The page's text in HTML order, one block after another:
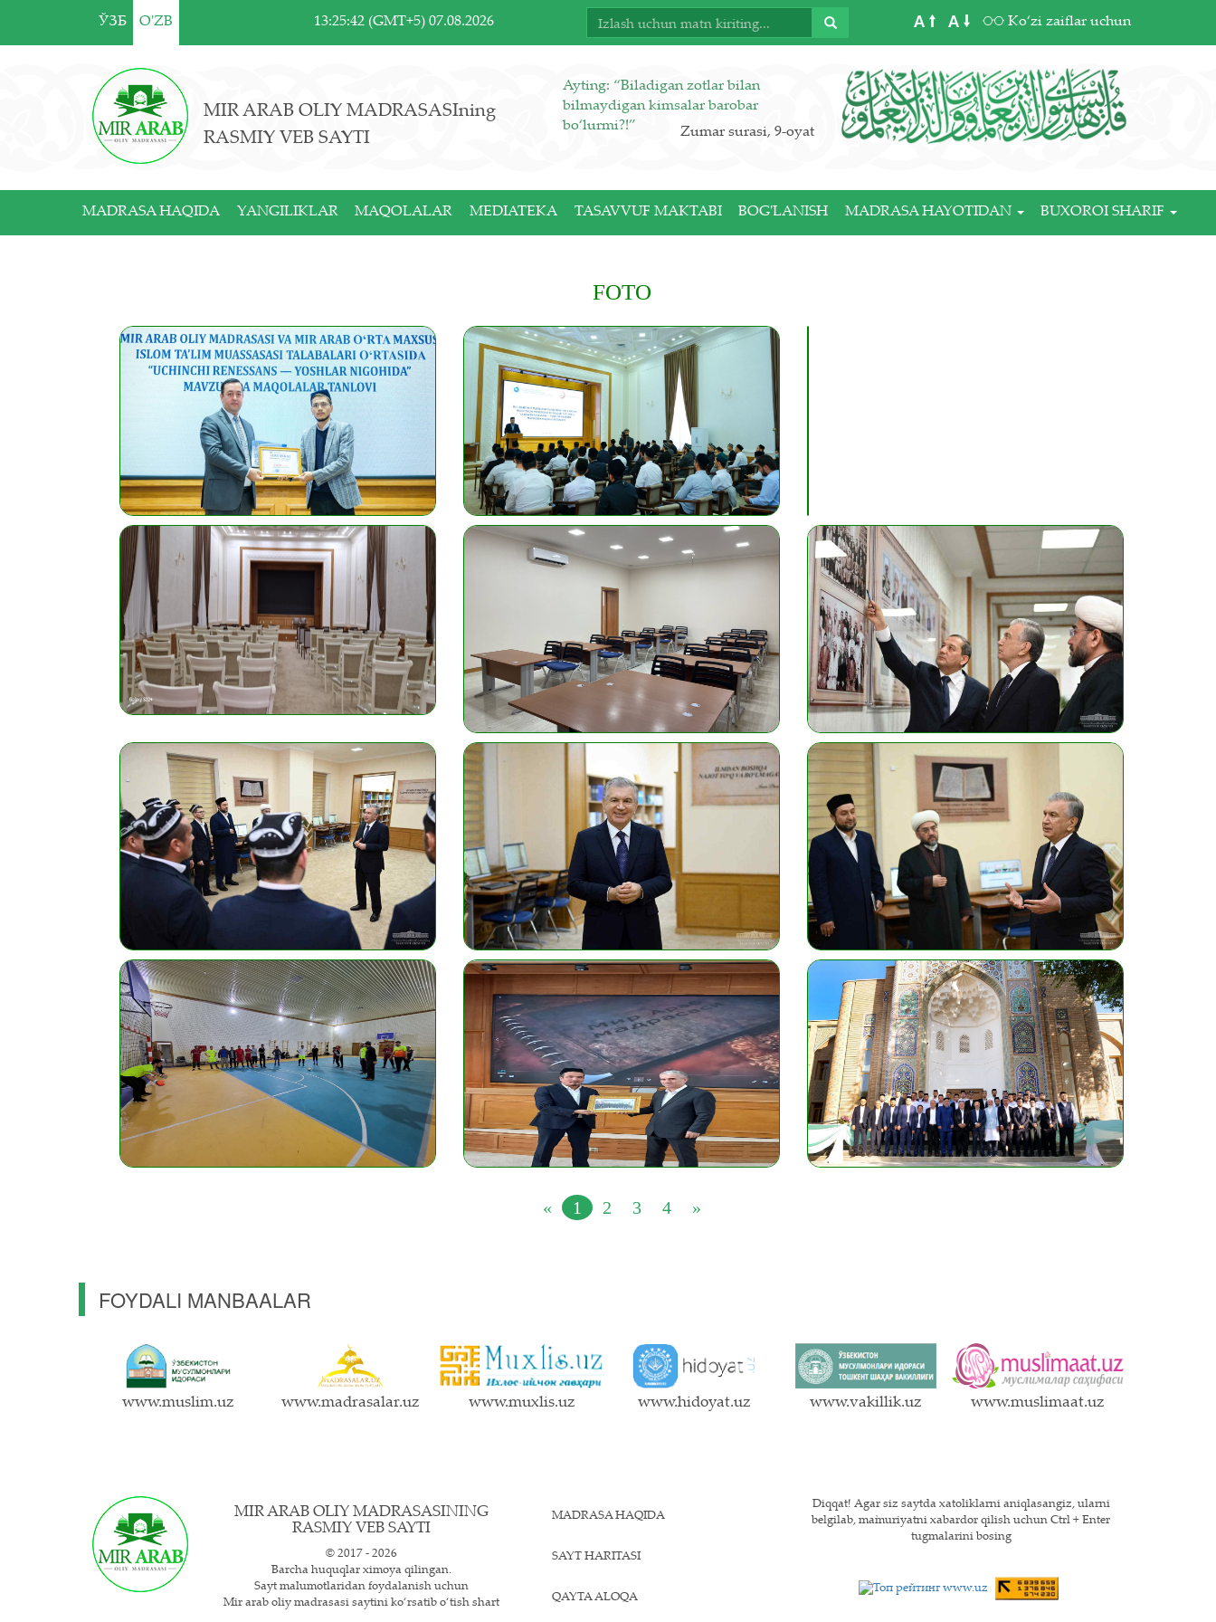
ЎЗБ O'ZB 13:25:42 (GMT+5) 07.08.2026 A A Ko‘zi zaiflar uchun
MIR ARAB OLIY MADRASASIning
RASMIY VEB SAYTI
Ayting: “Biladigan zotlar bilan
bilmaydigan kimsalar barobar
bo‘lurmi?!”
Zumar surasi, 9-oyat
MADRASA HAQIDA YANGILIKLAR MAQOLALAR MEDIATEKA TASAVVUF MAKTABI BOG'LANISH MADRASA HAYOTIDAN BUXOROI SHARIF
FOTO
« 1 2 3 4 »
FOYDALI MANBAALAR
www.muslim.uz www.madrasalar.uz www.muxlis.uz www.hidoyat.uz www.vakillik.uz www.muslimaat.uz
MIR ARAB OLIY MADRASASINING
RASMIY VEB SAYTI
© 2017 - 2026
Barcha huquqlar ximoya qilingan.
Sayt ma`lumotlaridan foydalanish uchun
Mir arab oliy madrasasi saytini ko‘rsatib o‘tish shart
MADRASA HAQIDA
SAYT HARITASI
QAYTA ALOQA
Diqqat! Agar siz saytda xatoliklarni aniqlasangiz, ularni
belgilab, ma`muriyatni xabardor qilish uchun Ctrl + Enter
tugmalarini bosing